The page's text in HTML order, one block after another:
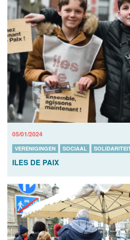
05/01/2024
VERENIGINGEN SOCIAAL
ILES DE PAIX